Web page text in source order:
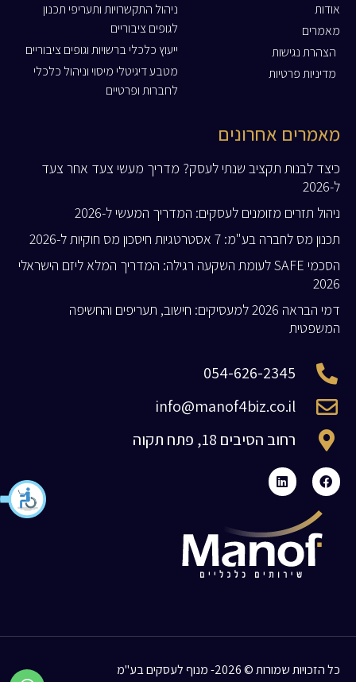
אודות
מאמרים
הצהרת נגישות
מדיניות פרטיות
ניהול התקשרויות ותעריפי תכנון
לגופים ציבוריים
ייעוץ כלכלי ברשויות וגופים ציבוריים
מטבע דיגיטלי מיסוי וניהול כלכלי
לחברות ופרטיים
מאמרים אחרונים
כיצד לבנות תקציב שנתי לעסק? מדריך מעשי צעד אחר צעד
ל-2026
ניהול תזרים מזומנים לעסקים: המדריך המעשי ל-2026
תכנון מס לחברה בע"מ: 7 אסטרטגיות חיסכון מס חוקיות ל-2026
הסכמי SAFE לעומת השקעה רגילה: המדריך המלא ליזם הישראלי
2026
דמי הבראה 2026 למעסיקים: חישוב, תעריפים והחשיפה
המשפטית
054-626-2345
info@manof4biz.co.il
רחוב הסיבים 18, פתח תקוה
כל הזכויות שמורות © 2026- מנוף לעסקים בע"מ